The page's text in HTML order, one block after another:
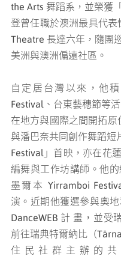
the Arts 舞蹈系，並榮獲
登曾任職於澳洲最具代表
Theatre 長達六年，隨團
美洲與澳洲偏遠社區。
⾃定居台灣以來，他
Festival、台東藝穗節等
在地⽅與國際之間開拓原
與潘巴奈共同創作舞蹈短
Festival」⾸映，亦在花
編舞與⼯作坊講師。他
墨爾本 Yirramboi
演。近期他獲選參與奧
DanceWEB 計 畫，並受
前往瑞典特爾納比（
住⺠社群主辦的共